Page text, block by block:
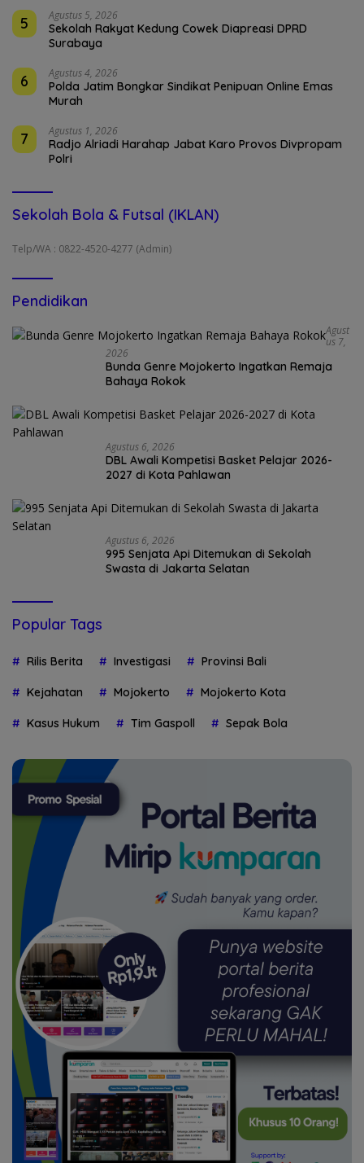
5 Agustus 5, 2026
Sekolah Rakyat Kedung Cowek Diapreasi DPRD
Surabaya
6 Agustus 4, 2026
Polda Jatim Bongkar Sindikat Penipuan Online Emas
Murah
7 Agustus 1, 2026
Radjo Alriadi Harahap Jabat Karo Provos Divpropam
Polri
Sekolah Bola & Futsal (IKLAN)
Telp/WA : 0822-4520-4277 (Admin)
Pendidikan
Agust
Us 7,
2026
Bunda Genre Mojokerto Ingatkan Remaja
Bahaya Rokok
Agustus 6, 2026
DBL Awali Kompetisi Basket Pelajar 2026-
2027 di Kota Pahlawan
Agustus 6, 2026
995 Senjata Api Ditemukan di Sekolah
Swasta di Jakarta Selatan
Popular Tags
Rilis Berita Investigasi Provinsi Bali
Kejahatan Mojokerto Mojokerto Kota
Kasus Hukum Tim Gaspoll Sepak Bola